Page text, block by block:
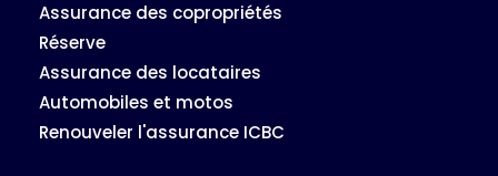
Assurance des copropriétés
Réserve
Assurance des locataires
Automobiles et motos
Renouveler l'assurance ICBC